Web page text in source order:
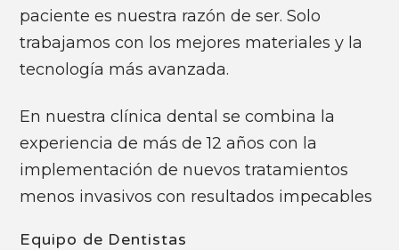
paciente es nuestra razón de ser. Solo
trabajamos con los mejores materiales y la
tecnología más avanzada.
En nuestra clínica dental se combina la
experiencia de más de 12 años con la
implementación de nuevos tratamientos
menos invasivos con resultados impecables
Equipo de Dentistas